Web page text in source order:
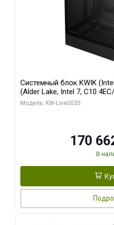
Системный блок KWIK
(Alder Lake, Intel 7, C10
Sinotex GTX1650 4GB 128bit
Модель: KW-Live0035
170
В